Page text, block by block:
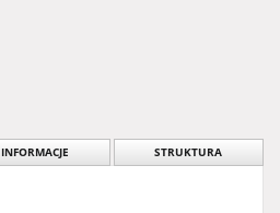
INFORMACJE STRUKTURA